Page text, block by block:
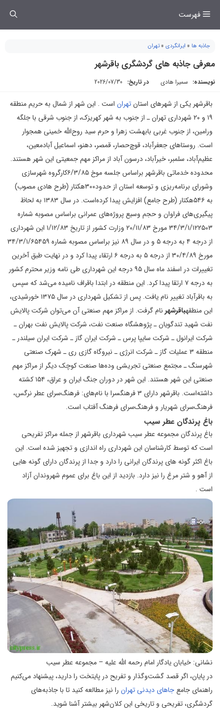
فهرست
جاذبه ها » ایرانگردی » تهران
معرفی جاذبه های گردشگری باقرشهر
نویسنده: سمیرا هادی در تاریخ: 2026/07/30
باقرشهر یکی از شهرهای استانتهران است . این شهر از شمال به حریم منطقه
۱۹ و ۲۰ شهرداری تهران ـ از جنوب به شهر کهریزک، از جنوب شرقی با جلگه
ورامین، از جنوب غربی بابهشت زهرا و حرم سید روح‌الله خمینی همجوار
است. روستاهای جعفرآباد، قوچ‌حصار، قمصر، دهنو، اسماعیل آبادمعین،
عظیم‌آباد، سلمبر، خیرآباد، درسون آباد از مراکز مهم جمعیتی این شهر هستند.
محدوده خدماتی باقرشهر براساس جلسه موخ ۶/۳/۸۵کارگروه شهرسازی
وشورای برنامه‌ریزی و توسعه استان از حدود۳۰۰هکتار (طرح هادی مصوب)
به ۵۴۶هکتار (طرح جامع) افزایش پیدا کرده‌است. در سال ۱۳۸۳ به لحاظ
پیگیری‌های فراوان و حجم وسیع پروژه‌های عمرانی براساس مصوبه شماره
۳۴/۳/۱/۱۲۲۵۰۳ مورخ ۲۰/۱۱/۸۳ وزارت کشور از تاریخ ۱/۱۲/۸۳ این شهرداری
از درجه ۴ به درجه ۵ و در سال ۸۹ نیز براساس مصوبه شماره ۳۴/۳/۱/۶۵۴۵۹
مورخ ۳۰/۴/۸۹ از درجه ۵ به درجه ۶ ارتقاء پیدا کرد و در نهایت طبق آخرین
تغییرات در اسفند ماه سال ۹۵ درجه این شهرداری طی نامه وزیر محترم کشور
به درجه ۷ ارتقا پیدا کرد. این منطقه در ابتدا باقراف نامیده می‌شد که سپس
به باقرآباد تغییر نام یافت. پس از تشکیل شهرداری در سال ۱۳۷۵ خورشیدی،
این منطقهباقرشهر نام گرفت. از مراکز مهم صنعتی آن می‌توان شرکت پالایش
نفت شهید تندگویان ـ پژوهشگاه صنعت نفت، شرکت پالایش نفت بهران ـ
شرکت ایرانول ـ شرکت سایپا پرس ـ شرکت ایران گاز ـ شرکت ایران سیلندر ـ
منطقه ۳ عملیات گاز ـ شرکت انرژی ـ نیروگاه گازی ری ـ شهرک صنعتی
شهرسنگ ـ مجتمع صنعتی تجریشی وده‌ها صنعت کوچک دیگر از مراکز مهم
صنعتی این شهر هستند. این شهر در دوران جنگ ایران و عراق، ۱۵۴ کشته
داشته‌است. باقرشهر دارای ۳ فرهنگسرا با نام‌های: فرهنگ‌سرای عطر نرگس،
فرهنگ‌سرای شهریار و فرهنگ‌سرای فرهنگ آفتاب است.
باغ پرندگان عطر سیب
باغ پرندگان مجموعه عطر سیب شهرداری باقرشهر از جمله مراکز تفریحی
است که توسط کارشناسان این شهرداری راه اندازی و تجهیز شده است. این
باغ اکثر گونه های پرندگان ایرانی را دارد و جدا از پرندگان دارای گونه هایی
از آهو و شتر مرغ را نیز دارد. بازدید از این باغ برای عموم شهروندان آزاد
است .
نشانی: خیابان یادگار امام رحمه الله علیه – مجموعه عطر سیب
در پایان، اگر قصد گشت‌وگذار و تفریح در پایتخت را دارید، پیشنهاد می‌کنیم
راهنمای جامعجاهای دیدنی تهران را نیز مطالعه کنید تا با جاذبه‌های
گردشگری، تفریحی و تاریخی این کلان‌شهر بیشتر آشنا شوید.